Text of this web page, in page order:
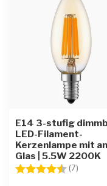
E14 3-stufig
LED-Filament-
Kerzenlampe mit
Glas | 5.5W 2200K
Bewertung:
(7) 4.9